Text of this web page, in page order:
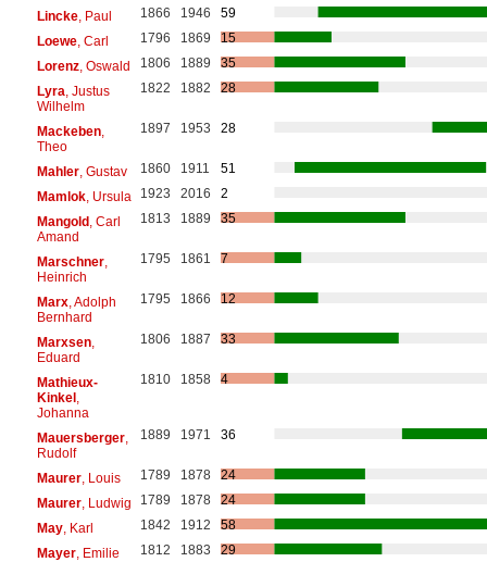
Lincke, Paul 1866 1946
59
Loewe, Carl 1796 1869
15
Lorenz, Oswald 1806 1889
35
Lyra , Justus
Wilhelm
1822 1882 28
Mackeben,
Theo
1897 1953 28
Mahler, Gustav 1860 1911
51
Mamlok, Ursula 1923 2016
2
Mangold, Carl
Amand
1813 1889 35
Marschner,
Heinrich
1795 1861 7
Marx, Adolph
Bernhard
1795 1866 12
Marxsen,
Eduard
1806 1887 33
Mathieux-
Kinkel,
Johanna
1810 1858 4
Mauersberger,
Rudolf
1889 1971 36
Maurer, Louis 1789 1878
24
Maurer, Ludwig 1789 1878
24
May, Karl 1842 1912
58
Mayer, Emilie 1812 1883
29